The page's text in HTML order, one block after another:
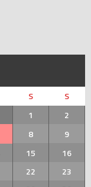
S
S
1
2
8
9
15
16
22
23